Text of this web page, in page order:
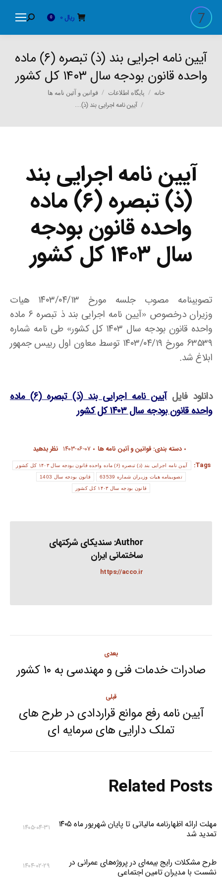
ریال 0
Search:
آیین نامه اجرایی بند (ذ) تبصره (۶) ماده
واحده قانون بودجه سال ۱۴۰۳ کل کشور
خانه پایگاه اطلاعات قوانین و آئین نامه ها
آیین نامه اجرایی بند (ذ)…
آیین نامه اجرایی بند
(ذ) تبصره (۶) ماده
واحده قانون بودجه
سال ۱۴۰۳ کل کشور
تصویبنامه مصوب جلسه مورخ ۱۴۰۳/۰۴/۱۳ هیات
وزیران درخصوص «آیین نامه اجرایی بند ذ تبصره ۶ ماده
واحده قانون بودجه سال ۱۴۰۳ کل کشور» طی نامه شماره
۶۳۵۳۹ مورخ ۱۴۰۳/۰۴/۱۹ توسط معاون اول رییس جمهور
ابلاغ شد.
دانلود فایل
آیین نامه اجرایی بند (ذ) تبصره (۶) ماده
واحده قانون بودجه سال ۱۴۰۳ کل کشور
دسته بندی: قوانین و آئین نامه ها ۱۴۰۳-۰۶-۰۷ نظر بدهید
Tags:
آیین نامه اجرایی بند (ذ) تبصره (۶) ماده واحده قانون بودجه سال ۱۴۰۳ کل کشور
تصویبنامه هیات وزیران شماره 63539 قانون بودجه سال 1403
قانون بودجه سال ۱۴۰۳ کل کشور
Author: سندیکای شرکتهای
ساختمانی ایران
https://acco.ir
navigation
قبلی
Previous
post:
آیین نامه رفع موانع قراردادی در طرح های
تملک دارایی های سرمایه ای
بعدی
Next
صادرات خدمات فنی و مهندسی به ۱۰ کشور
Related Posts
مهلت ارائه اظهارنامه مالیاتی تا پایان شهریور ماه ۱۴۰۵
تمدید شد
۱۴۰۵-۰۴-۳۱
طرح مشکلات رایج بیمه‌ای در پروژه‌های عمرانی در
نشست با مدیران تامین اجتماعی
۱۴۰۴-۰۲-۲۹